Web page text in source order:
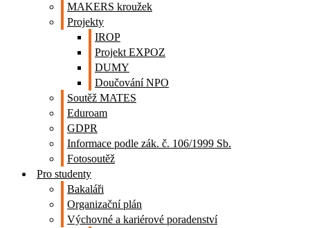
MAKERS kroužek
Projekty
IROP
Projekt EXPOZ
DUMY
Doučování NPO
Soutěž MATES
Eduroam
GDPR
Informace podle zák. č. 106/1999 Sb.
Fotosoutěž
Pro studenty
Bakaláři
Organizační plán
Výchovné a kariérové poradenství